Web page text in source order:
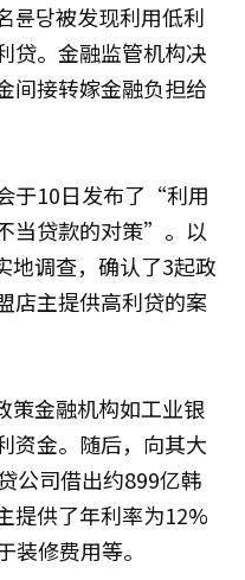
륜당被发现利用低利
贷。金融监管机构决
间接转嫁金融负担给
于10日发布了“利用
当贷款的对策”。以
地调查，确认了3起政
店主提供高利贷的案
策金融机构如工业银
资金。随后，向其大
公司借出约899亿韩
提供了年利率为12%
修费用等。